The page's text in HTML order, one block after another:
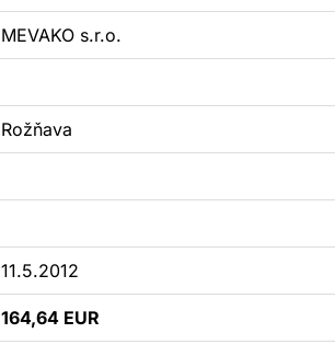
MEVAKO s.r.o.
Rožňava
11.5.2012
164,64 EUR